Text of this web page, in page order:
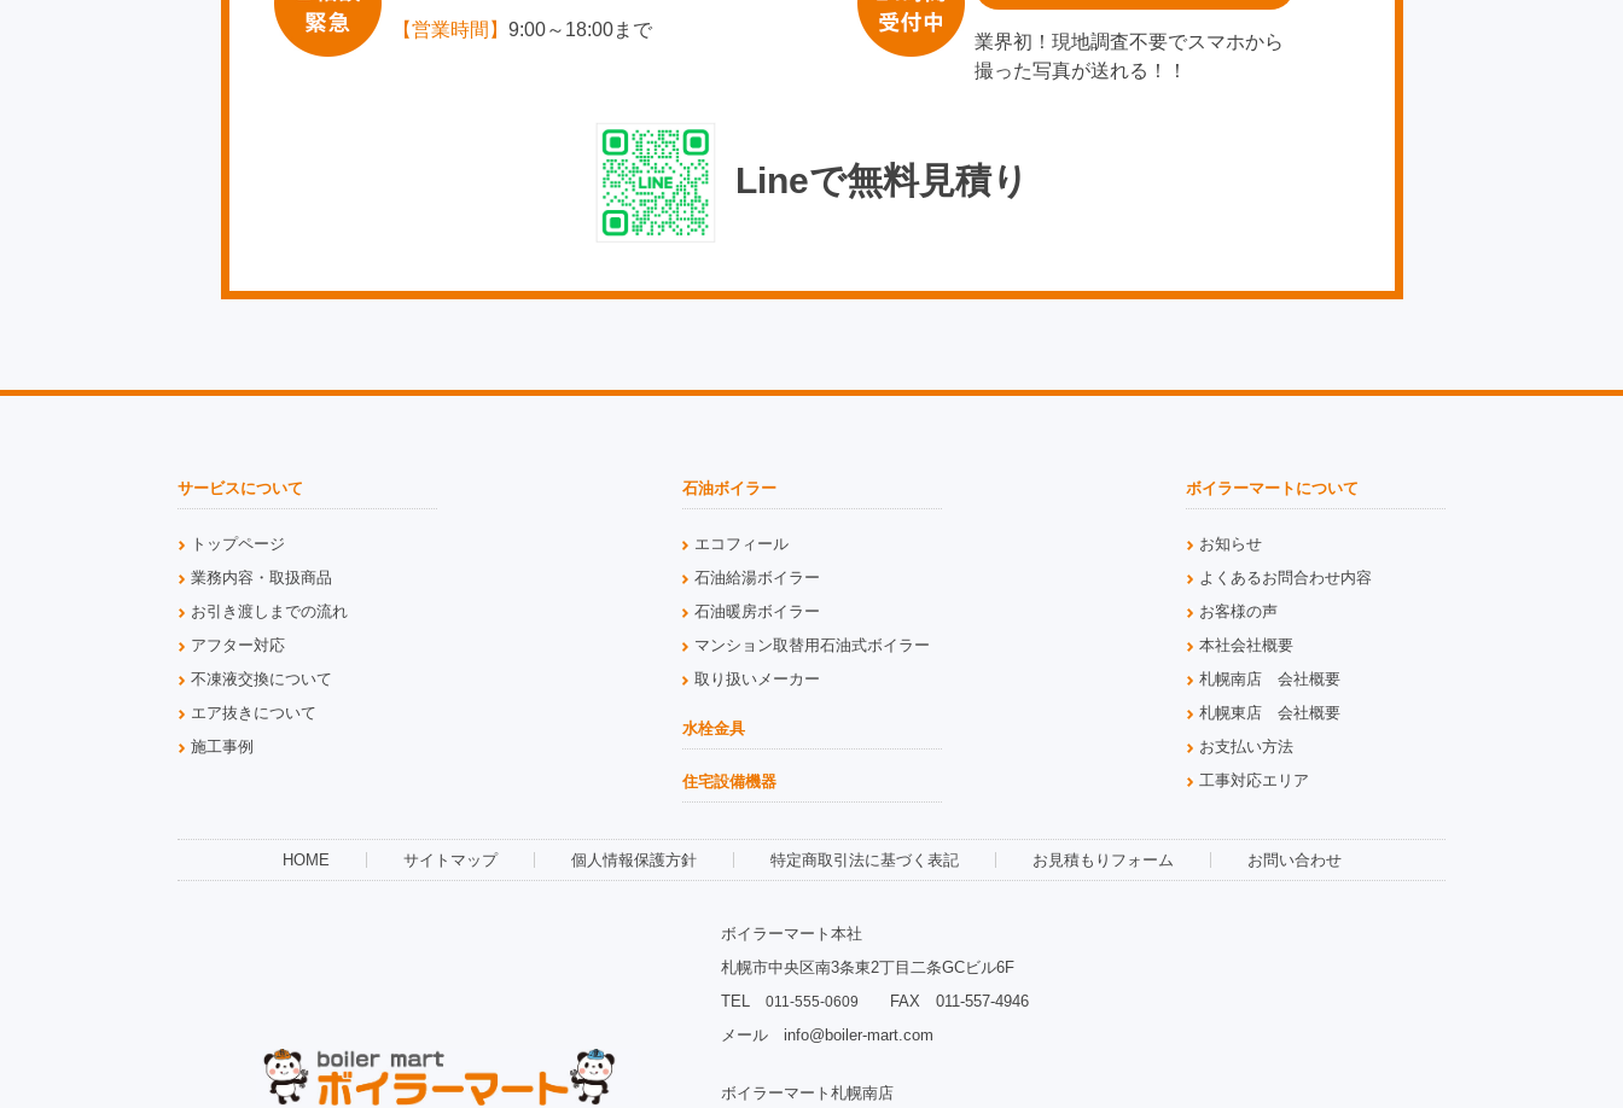
【営業時間】 9:00～18:00まで
業界初！現地調査不要でスマホから
撮った写真が送れる！！
Lineで無料見積り
サービスについて
トップページ
業務内容・取扱商品
お引き渡しまでの流れ
アフター対応
不凍液交換について
エア抜きについて
施工事例
石油ボイラー
エコフィール
石油給湯ボイラー
石油暖房ボイラー
マンション取替用石油式ボイラー
取り扱いメーカー
水栓金具
住宅設備機器
ボイラーマートについて
お知らせ
よくあるお問合わせ内容
お客様の声
本社会社概要
札幌南店 会社概要
札幌東店 会社概要
お支払い方法
工事対応エリア
HOME サイトマップ 個人情報保護方針 特定商取引法に基づく表記 お見積もりフォーム お問い合わせ
ボイラーマート本社
札幌市中央区南3条東2丁目二条GCビル6F
TEL 011-555-0609
FAX 011-557-4946
メール info@boiler-mart.com
ボイラーマート札幌南店